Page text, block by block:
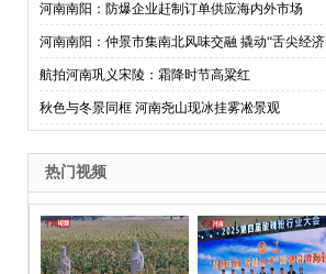
河南南阳：防爆企业赶制订单供应海内外市场
河南南阳：仲景市集南北风味交融 撬动“舌尖经济
航拍河南巩义宋陵：霜降时节高粱红
秋色与冬景同框 河南尧山现冰挂雾凇景观
热门视频